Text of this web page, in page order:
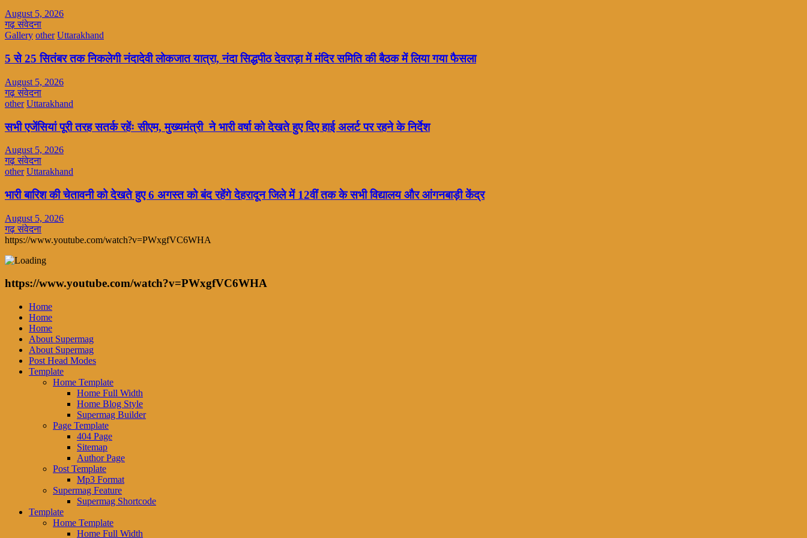
August 5, 2026
गढ़ संवेदना
Gallery other Uttarakhand
5 से 25 सितंबर तक निकलेगी नंदादेवी लोकजात यात्रा, नंदा सिद्धपीठ देवराड़ा में मंदिर समिति की बैठक में लिया गया फैसला
August 5, 2026
गढ़ संवेदना
other Uttarakhand
सभी एजेंसियां पूरी तरह सतर्क रहेंः सीएम, मुख्यमंत्री ने भारी वर्षा को देखते हुए दिए हाई अलर्ट पर रहने के निर्देश
August 5, 2026
गढ़ संवेदना
other Uttarakhand
भारी बारिश की चेतावनी को देखते हुए 6 अगस्त को बंद रहेंगे देहरादून जिले में 12वीं तक के सभी विद्यालय और आंगनबाड़ी केंद्र
August 5, 2026
गढ़ संवेदना
https://www.youtube.com/watch?v=PWxgfVC6WHA
https://www.youtube.com/watch?v=PWxgfVC6WHA
Home
Home
Home
About Supermag
About Supermag
Post Head Modes
Template
Home Template
Home Full Width
Home Blog Style
Supermag Builder
Page Template
404 Page
Sitemap
Author Page
Post Template
Mp3 Format
Supermag Feature
Supermag Shortcode
Template
Home Template
Home Full Width